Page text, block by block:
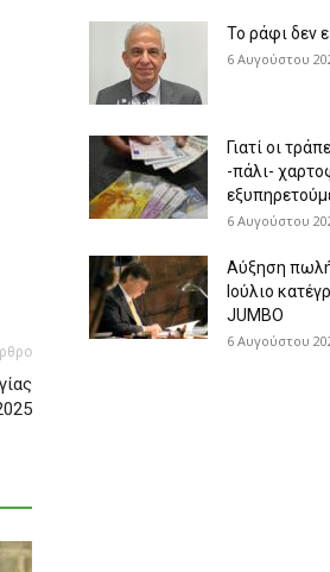
Το ράφι δεν
6 Αυγούστου
Γιατί οι
-πάλι-
6 Αυγούστου
Aύξηση
Ιούλιο
JUMBO
6 Αυγούστου